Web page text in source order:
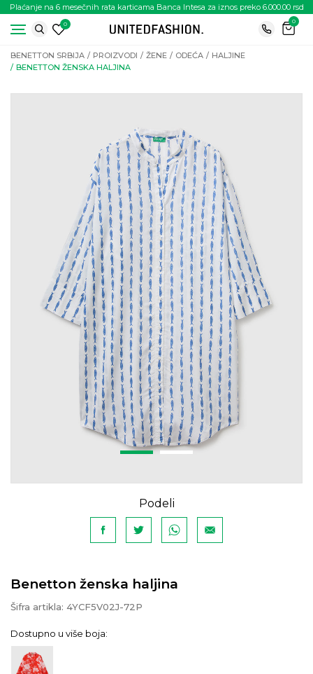
Plaćanje na 6 mesečnih rata karticama Banca Intesa za iznos preko 6.000.00 rsd
0
0
BENETTON SRBIJA PROIZVODI ŽENE ODEĆA
HALJINE
BENETTON ŽENSKA HALJINA
Podeli
Benetton ženska haljina
Šifra artikla: 4YCF5V02J-72P
Dostupno u više boja: